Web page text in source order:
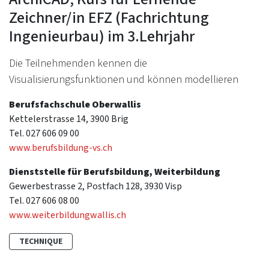
Zeichner/in EFZ (Fachrichtung
Ingenieurbau) im 3.Lehrjahr
Die Teilnehmenden kennen die
Visualisierungsfunktionen und können modellieren
Berufsfachschule Oberwallis
Kettelerstrasse 14, 3900 Brig
Tel. 027 606 09 00
www.berufsbildung-vs.ch
Dienststelle für Berufsbildung, Weiterbildung
Gewerbestrasse 2, Postfach 128, 3930 Visp
Tel. 027 606 08 00
www.weiterbildungwallis.ch
TECHNIQUE